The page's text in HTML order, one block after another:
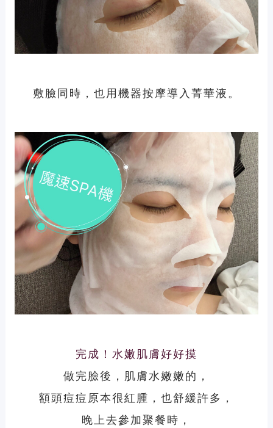
敷臉同時，也用機器按摩導入菁華液。
完成！水嫩肌膚好好摸
做完臉後，肌膚水嫩嫩的，
額頭痘痘原本很紅腫，也舒緩許多，
晚上去參加聚餐時，